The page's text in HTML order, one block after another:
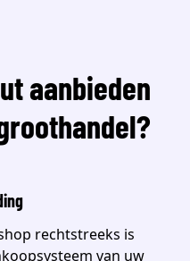
aanbieden
rechtstreeks is
van uw